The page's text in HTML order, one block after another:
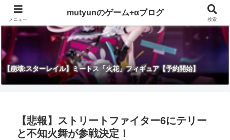
【崩壊:スターレイル】ミートス「火花」フィギュア【予約開始】
【悲報】ストリートファイター6にテリー
と不知火舞が参戦決定！
メニュー
mutyunのゲーム+αブログ
検索